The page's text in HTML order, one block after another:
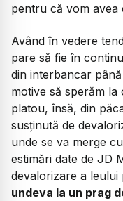
pentru că vom avea
Având în vedere
pare să fie în
din interbancar
motive să sperăm
platou, însă, din
susținută de
unde se va merge
estimări date de JD
devalorizare a leului
undeva la un prag